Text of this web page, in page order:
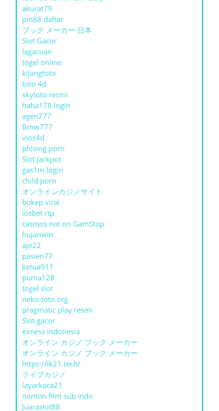
akurat79
pin88 daftar
ブック メーカー 日本
Slot Gacor
lagacuan
togel online
kijangtoto
toto 4d
skytoto resmi
haha178 login
agen777
Bmw777
vios4d
phising porn
Slot Jackpot
gas1m login
child porn
オンラインカジノサイト
bokep viral
iosbet rtp
casinos not on GamStop
hujanwin
api22
pasien77
ketua911
puma128
togel slot
neko-toto.org
pragmatic play resmi
Slot gacor
exness indonesia
オンライン カジノ ブック メーカー
オンライン カジノ ブック メーカー
https://lk21.tech/
ライブカジノ
layarkaca21
nonton film sub indo
Juaraslot88